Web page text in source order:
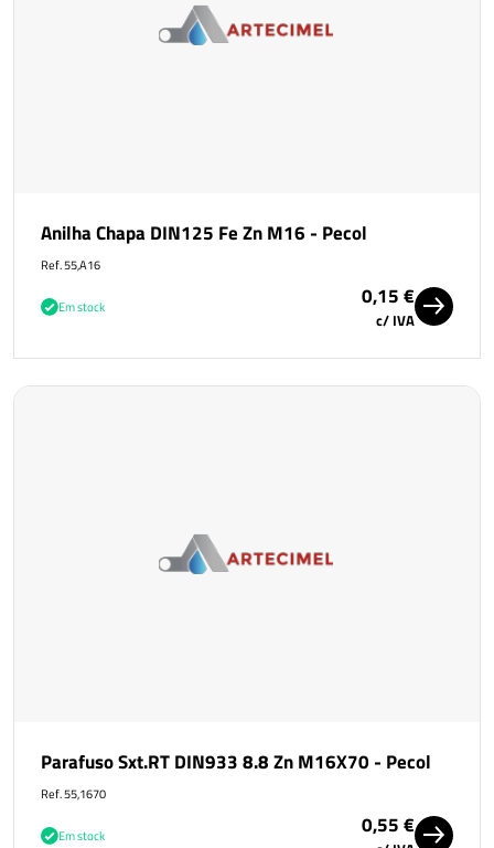
Anilha Chapa DIN125 Fe Zn M16 - Pecol
Ref. 55,A16
Em stock 0,15 €
c/ IVA
Parafuso Sxt.RT DIN933 8.8 Zn M16X70 - Pecol
Ref. 55,1670
Em stock 0,55 €